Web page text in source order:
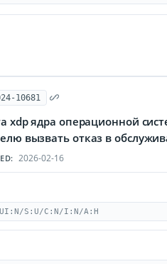
10681
xdp ядра операционной
вызвать отказ в
2026-02-16
S:U/C:N/I:N/A:H